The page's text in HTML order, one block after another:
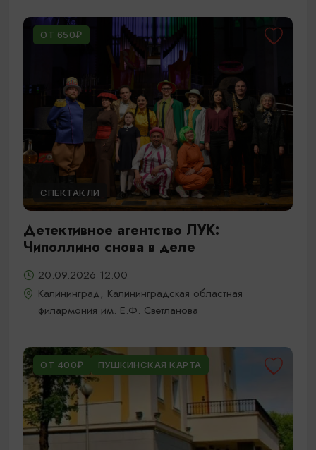
ОТ 650₽
СПЕКТАКЛИ
Детективное агентство ЛУК:
Чиполлино снова в деле
20.09.2026 12:00
Калининград, Калининградская областная
филармония им. Е.Ф. Светланова
ОТ 400₽ ПУШКИНСКАЯ КАРТА